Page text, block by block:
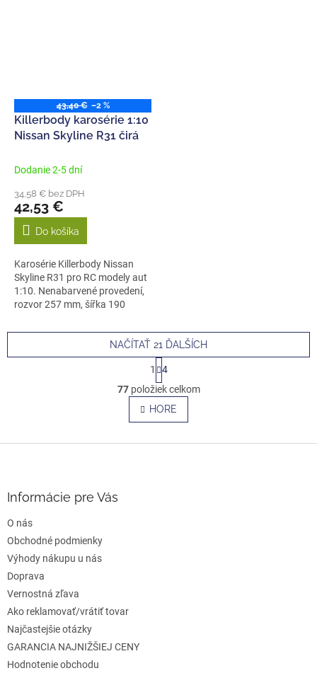
43,40 € –2 %
Killerbody karosérie 1:10
Nissan Skyline R31 čirá
Dodanie 2-5 dní
34,58 € bez DPH
42,53 €
Do košíka
Karosérie Killerbody Nissan
Skyline R31 pro RC modely aut
1:10. Nenabarvené provedení,
rozvor 257 mm, šířka 190
O
v
l
á
NAČÍTAŤ 21 ĎALŠÍCH
S
t
r
á
n
k
v
1
4
77položiek celkom
HORE
e
Informácie pre Vás
O nás
Obchodné podmienky
Výhody nákupu u nás
Doprava
Vernostná zľava
Ako reklamovať/vrátiť tovar
Najčastejšie otázky
GARANCIA NAJNIŽŠIEJ CENY
Hodnotenie obchodu